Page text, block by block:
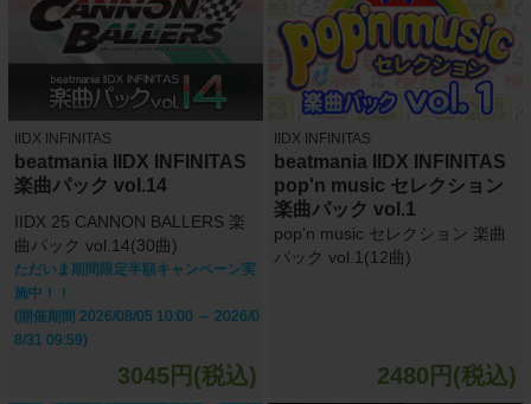
IIDX INFINITAS
beatmania IIDX INFINITAS
楽曲パック vol.14
IIDX 25 CANNON BALLERS 楽
曲パック vol.14(30曲)
ただいま期間限定半額キャンペーン実
施中！！
(開催期間 2026/08/05 10:00 ～ 2026/0
8/31 09:59)
3045円(税込)
IIDX INFINITAS
beatmania IIDX INFINITAS
pop'n music セレクション
楽曲パック vol.1
pop'n music セレクション 楽曲
パック vol.1(12曲)
2480円(税込)